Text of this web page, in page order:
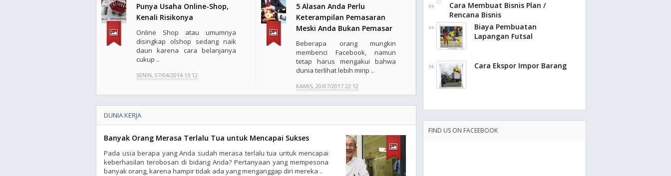
Punya Usaha Online-Shop,
Kenali Risikonya
Online Shop atau umumnya
disingkap olshop sedang naik
daun karena cara belanjanya
cukup ..
SENIN, 07/04/2014 13:12
5 Alasan Anda Perlu
Keterampilan Pemasaran
Meski Anda Bukan Pemasar
Beberapa orang mungkin
membenci Facebook, namun
tetap harus mengakui bahwa
dunia terlihat lebih mirip ..
KAMIS, 20/07/2017 22:12
DUNIA KERJA
Banyak Orang Merasa Terlalu Tua untuk Mencapai Sukses
Pada usia berapa yang Anda sudah merasa terlalu tua untuk mencapai
keberhasilan terobosan di bidang Anda? Pertanyaan yang mempesona
banyak orang, karena hampir tidak ada yang menganggap diri mereka ..
Cara Membuat Bisnis Plan /
Rencana Bisnis
Biaya Pembuatan
Lapangan Futsal
Cara Ekspor Impor Barang
FIND US ON FACEEBOOK